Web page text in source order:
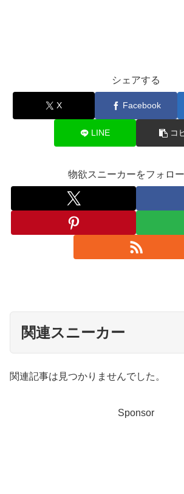
シェアする
X Facebook
LINE コ
物欲スニーカーをフォロ
関連スニーカー
関連記事は見つかりませんでした。
Sponsor